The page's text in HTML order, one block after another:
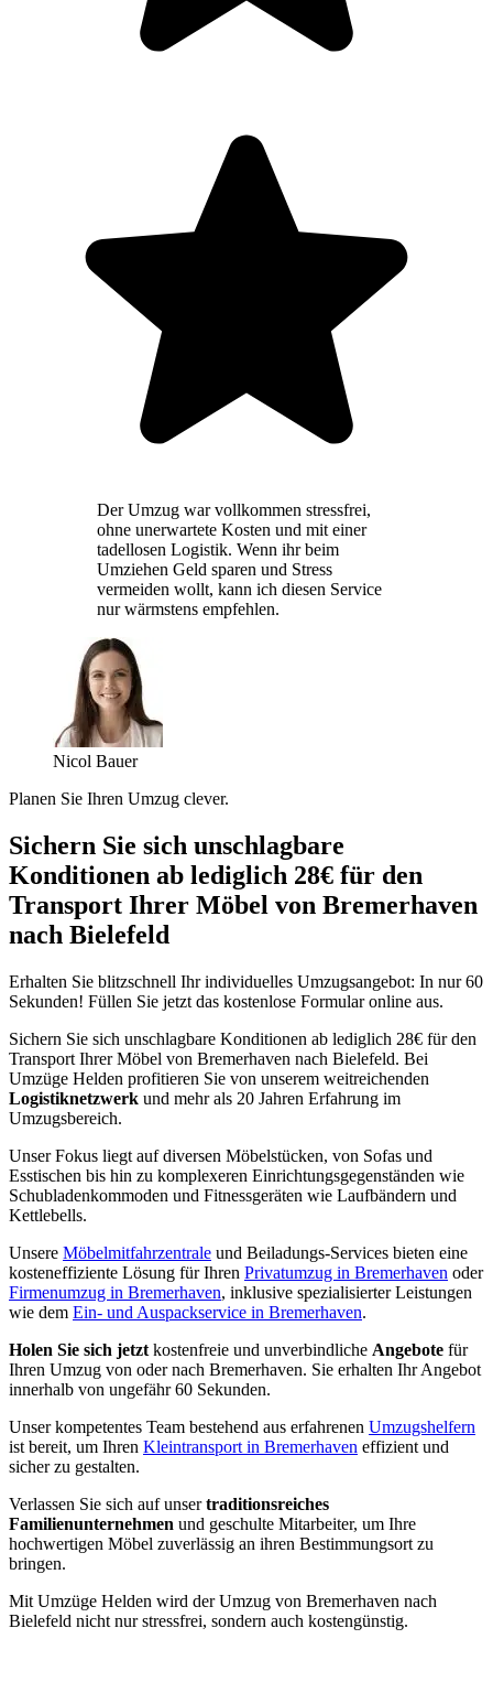
Der Umzug war vollkommen stressfrei,
ohne unerwartete Kosten und mit einer
tadellosen Logistik. Wenn ihr beim
Umziehen Geld sparen und Stress
vermeiden wollt, kann ich diesen Service
nur wärmstens empfehlen.
Nicol Bauer
Planen Sie Ihren Umzug clever.
Sichern Sie sich unschlagbare
Konditionen ab lediglich 28€ für den
Transport Ihrer Möbel von Bremerhaven
nach Bielefeld
Erhalten Sie blitzschnell Ihr individuelles Umzugsangebot: In nur 60
Sekunden! Füllen Sie jetzt das kostenlose Formular online aus.
Sichern Sie sich unschlagbare Konditionen ab lediglich 28€ für den
Transport Ihrer Möbel von Bremerhaven nach Bielefeld. Bei
Umzüge Helden profitieren Sie von unserem weitreichenden
Logistiknetzwerk und mehr als 20 Jahren Erfahrung im
Umzugsbereich.
Unser Fokus liegt auf diversen Möbelstücken, von Sofas und
Esstischen bis hin zu komplexeren Einrichtungsgegenständen wie
Schubladenkommoden und Fitnessgeräten wie Laufbändern und
Kettlebells.
Unsere Möbelmitfahrzentrale und Beiladungs-Services bieten eine
kosteneffiziente Lösung für Ihren Privatumzug in Bremerhaven oder
Firmenumzug in Bremerhaven, inklusive spezialisierter Leistungen
wie dem Ein- und Auspackservice in Bremerhaven.
Holen Sie sich jetzt kostenfreie und unverbindliche Angebote für
Ihren Umzug von oder nach Bremerhaven. Sie erhalten Ihr Angebot
innerhalb von ungefähr 60 Sekunden.
Unser kompetentes Team bestehend aus erfahrenen Umzugshelfern
ist bereit, um Ihren Kleintransport in Bremerhaven effizient und
sicher zu gestalten.
Verlassen Sie sich auf unsertraditionsreiches
Familienunternehmen und geschulte Mitarbeiter, um Ihre
hochwertigen Möbel zuverlässig an ihren Bestimmungsort zu
bringen.
Mit Umzüge Helden wird der Umzug von Bremerhaven nach
Bielefeld nicht nur stressfrei, sondern auch kostengünstig.